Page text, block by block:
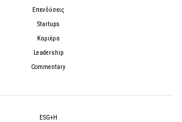
Επενδύσεις
Startups
Καριέρα
Leadership
Commentary
ESG+H